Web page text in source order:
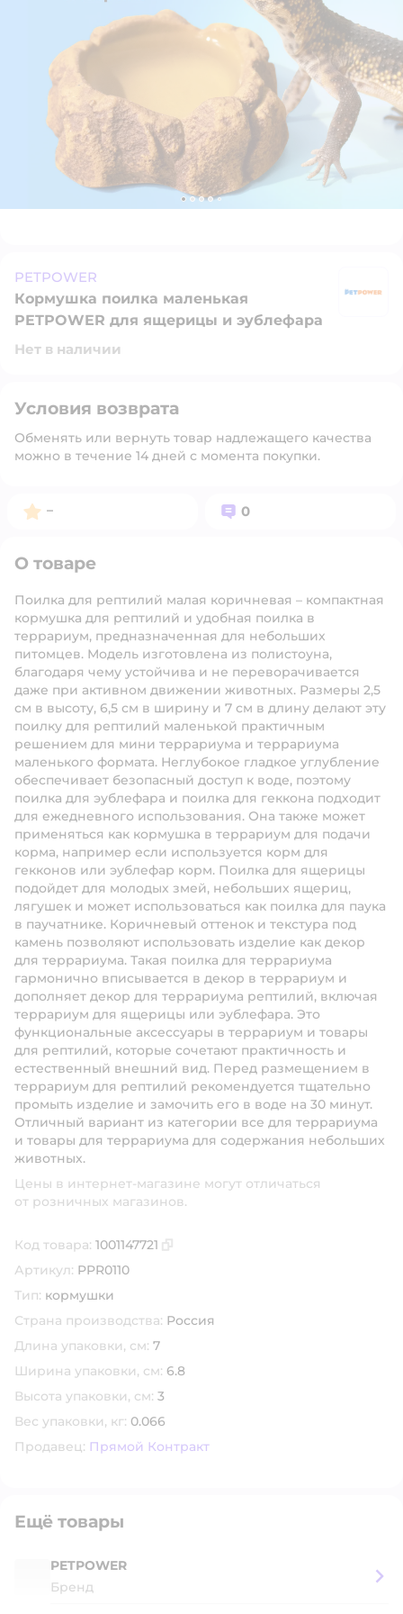
PETPOWER
Кормушка поилка маленькая
PETPOWER для ящерицы и эублефара
Нет в наличии
Условия возврата
Обменять или вернуть товар надлежащего качества
можно в течение 14 дней с момента покупки.
Рейтинг:
– Вопросов:
0
О товаре
Поилка для рептилий малая коричневая – компактная
кормушка для рептилий и удобная поилка в
террариум, предназначенная для небольших
питомцев. Модель изготовлена из полистоуна,
благодаря чему устойчива и не переворачивается
даже при активном движении животных. Размеры 2,5
см в высоту, 6,5 см в ширину и 7 см в длину делают эту
поилку для рептилий маленькой практичным
решением для мини террариума и террариума
маленького формата. Неглубокое гладкое углубление
обеспечивает безопасный доступ к воде, поэтому
поилка для эублефара и поилка для геккона подходит
для ежедневного использования. Она также может
применяться как кормушка в террариум для подачи
корма, например если используется корм для
гекконов или эублефар корм. Поилка для ящерицы
подойдет для молодых змей, небольших ящериц,
лягушек и может использоваться как поилка для паука
в паучатнике. Коричневый оттенок и текстура под
камень позволяют использовать изделие как декор
для террариума. Такая поилка для террариума
гармонично вписывается в декор в террариум и
дополняет декор для террариума рептилий, включая
террариум для ящерицы или эублефара. Это
функциональные аксессуары в террариум и товары
для рептилий, которые сочетают практичность и
естественный внешний вид. Перед размещением в
террариум для рептилий рекомендуется тщательно
промыть изделие и замочить его в воде на 30 минут.
Отличный вариант из категории все для террариума
и товары для террариума для содержания небольших
животных.
Цены в интернет-магазине могут отличаться
от розничных магазинов.
Код товара: 1001147721
Артикул: PPR0110
Тип: кормушки
Страна производства: Россия
Длина упаковки, см: 7
Ширина упаковки, см: 6.8
Высота упаковки, см: 3
Вес упаковки, кг: 0.066
Продавец: Прямой Контракт
Ещё товары
PETPOWER
Бренд